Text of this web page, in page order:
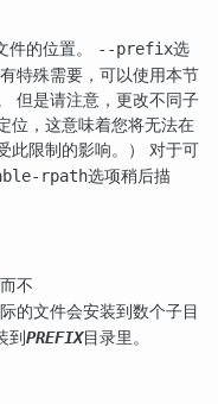
件的位置。 --prefix选
特殊需要，可以使用本节
但是请注意，更改不同子
位，这意味着您将无法在
此限制的影响。） 对于可
rpath选项稍后描
不
的文件会安装到数个子目
到PREFIX目录里。